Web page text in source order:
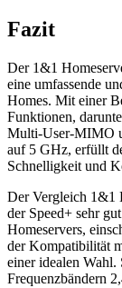
Fazit
Der 1&1
eine umfassende
Homes. Mit einer
Funktionen,
Multi-User-MIMO
auf 5 GHz, erfüllt
Schnelligkeit und
Der Vergleich 1&1
der Speed+ sehr
Homeservers,
der Kompatibilität
einer idealen Wahl.
Frequenzbändern